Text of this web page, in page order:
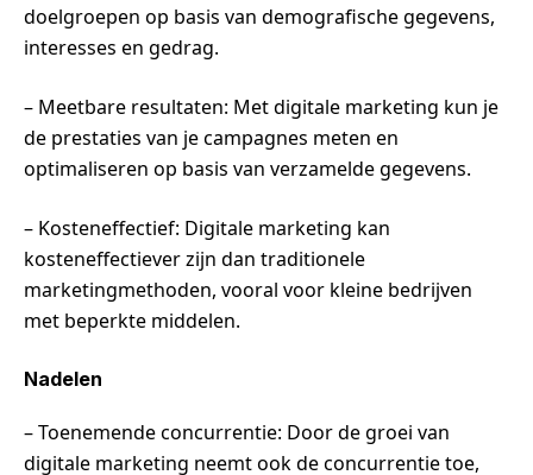
doelgroepen op basis van demografische gegevens,
interesses en gedrag.
– Meetbare resultaten: Met digitale marketing kun je
de prestaties van je campagnes meten en
optimaliseren op basis van verzamelde gegevens.
– Kosteneffectief: Digitale marketing kan
kosteneffectiever zijn dan traditionele
marketingmethoden, vooral voor kleine bedrijven
met beperkte middelen.
Nadelen
– Toenemende concurrentie: Door de groei van
digitale marketing neemt ook de concurrentie toe,